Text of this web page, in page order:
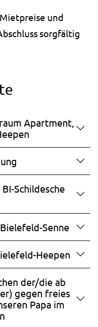
und
sorgfältig
Apartment,
Schildesche
Senne
Heepen
der/die ab
gegen freies
Papa im
zu verstehen, wie
Erkenntnisse darüber
die Webseite nutzt.
ID, um
auf der
einzelnen Browser-